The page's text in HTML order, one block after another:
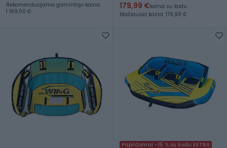
Rekomenduojama gamintojo kaina:
1 169,00 €
179,99 €kaina su kodu
Mažiausia kaina: 179,99 €
Papildomai -15 % su kodu EXTRA